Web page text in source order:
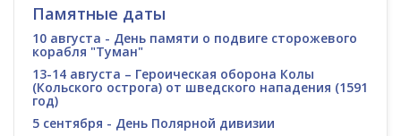
Памятные даты
10 августа - День памяти о подвиге сторожевого
корабля "Туман"
13-14 августа – Героическая оборона Колы
(Кольского острога) от шведского нападения (1591
год)
5 сентября - День Полярной дивизии